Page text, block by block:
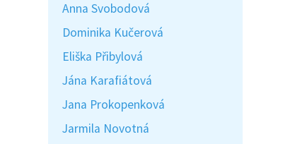
Anna Svobodová
Dominika Kučerová
Eliška Přibylová
Jána Karafiátová
Jana Prokopenková
Jarmila Novotná